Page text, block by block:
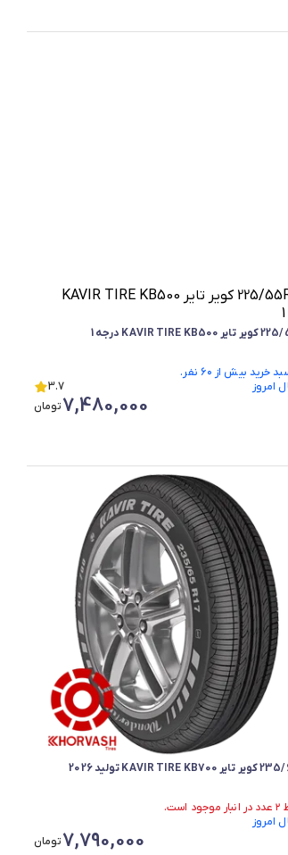
است.
خرید بیش از ۶۰ نفر.
امروز 3.7
7,480,000تومان
است.
است. امروز
7,790,000تومان